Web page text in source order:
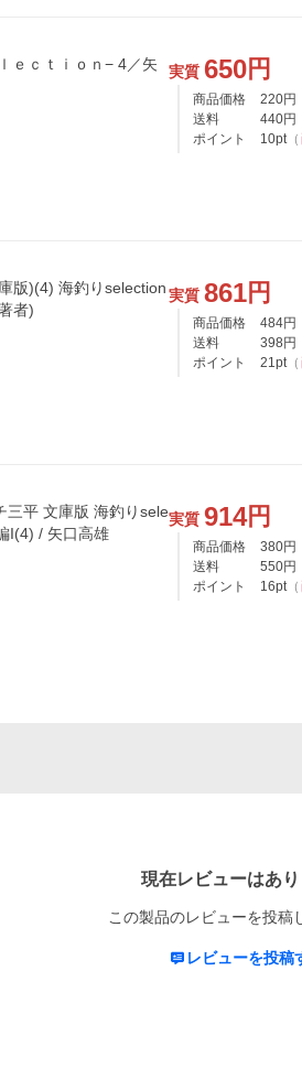
ｅｃｔｉｏｎ− 4／矢 実質 650円
商品価格 220円
送料
440円
ポイント
10pt（
版)(4) 海釣りselection
者)
実質 861円
商品価格 484円
送料
398 円
ポイント
21pt（
三平 文庫版 海釣りsele
I(4) / 矢口高雄
実質 914円
商品価格 380円
送料
550円
ポイント
16pt（
現在レビューはあ
この製品のレビューを投稿
レビューを投稿